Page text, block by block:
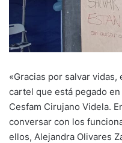
«Gracias por salvar
cartel que está pegado
Cesfam Cirujano Videla.
conversar con los
ellos, Alejandra Olivares